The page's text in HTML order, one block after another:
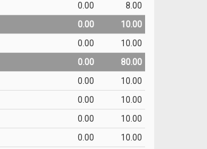
0.00
8.00
0.00
10.00
0.00
10.00
0.00
80.00
0.00
10.00
0.00
10.00
0.00
10.00
0.00
10.00